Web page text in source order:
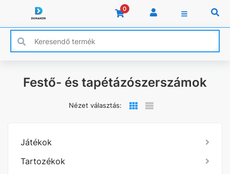
0
Festő- és tapétázószerszámok
Nézet választás:
Játékok
Tartozékok